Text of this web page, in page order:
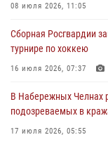
крестного хода и
08 июля 2026, 11:05
Сборная Росгвардии
турнире по хоккею
16 июля 2026, 07:37
В Набережных Челнах
подозреваемых в
17 июля 2026, 05:55